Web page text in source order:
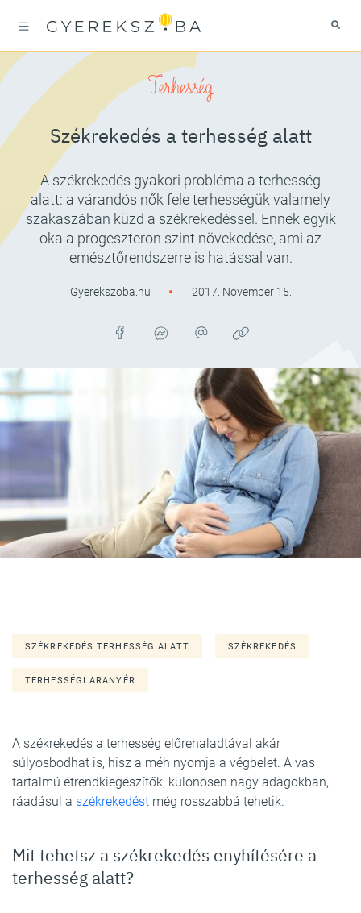
Terhesség
Székrekedés a terhesség alatt
A székrekedés gyakori probléma a terhesség
alatt: a várandós nők fele terhességük valamely
szakaszában küzd a székrekedéssel. Ennek egyik
oka a progeszteron szint növekedése, ami az
emésztőrendszerre is hatással van.
Gyerekszoba.hu 2017. November 15.
SZÉKREKEDÉS TERHESSÉG ALATT SZÉKREKEDÉS
TERHESSÉGI ARANYÉR
A székrekedés a terhesség előrehaladtával akár
súlyosbodhat is, hisz a méh nyomja a végbelet. A vas
tartalmú étrendkiegészítők, különösen nagy adagokban,
ráadásul a székrekedést még rosszabbá tehetik.
Mit tehetsz a székrekedés enyhítésére a
terhesség alatt?